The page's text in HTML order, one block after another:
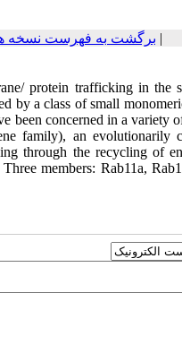
| برگشت به فهرست نسخه
protein trafficking in the
by a class of small
been concerned in a
family), an evolutionarily
through the recycling of
members: Rab11a,